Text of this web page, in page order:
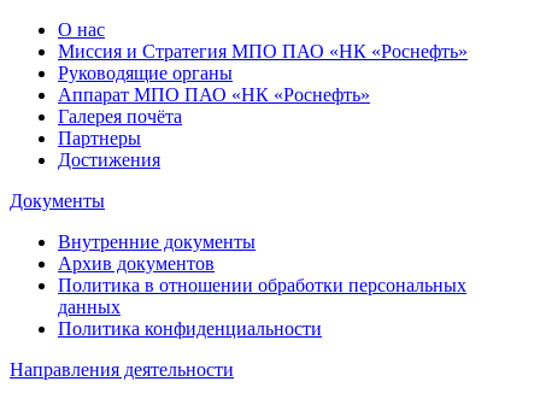
О нас
Миссия и Стратегия МПО ПАО «НК «Роснефть»
Руководящие органы
Аппарат МПО ПАО «НК «Роснефть»
Галерея почёта
Партнеры
Достижения
Документы
Внутренние документы
Архив документов
Политика в отношении обработки персональных
данных
Политика конфиденциальности
Направления деятельности